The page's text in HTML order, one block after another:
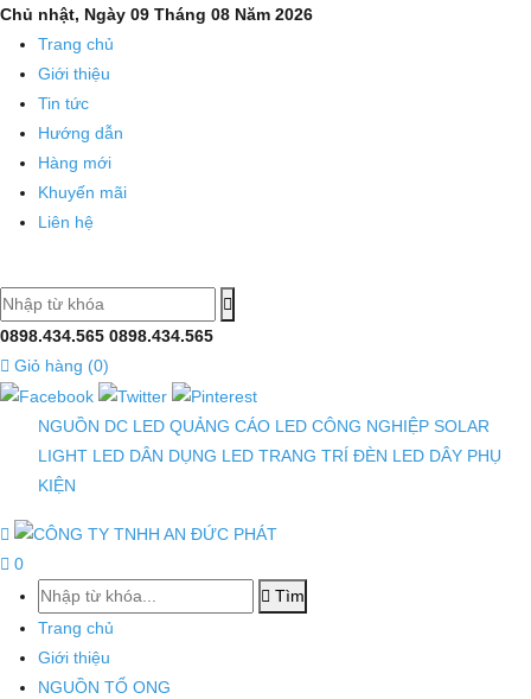
Chủ nhật, Ngày 09 Tháng 08 Năm 2026
Trang chủ
Giới thiệu
Tin tức
Hướng dẫn
Hàng mới
Khuyến mãi
Liên hệ
0898.434.565 0898.434.565
Giỏ hàng (0)
NGUỒN DC LED QUẢNG CÁO LED CÔNG NGHIỆP SOLAR
LIGHT LED DÂN DỤNG LED TRANG TRÍ ĐÈN LED DÂY PHỤ
KIỆN
0
Tìm
Trang chủ
Giới thiệu
NGUỒN TỔ ONG